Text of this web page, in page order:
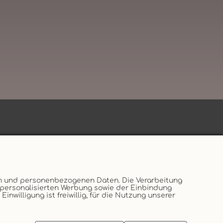
personenbezogenen Daten. Die Verarbeitung
Werbung sowie der Einbindung
ist freiwillig, für die Nutzung unserer